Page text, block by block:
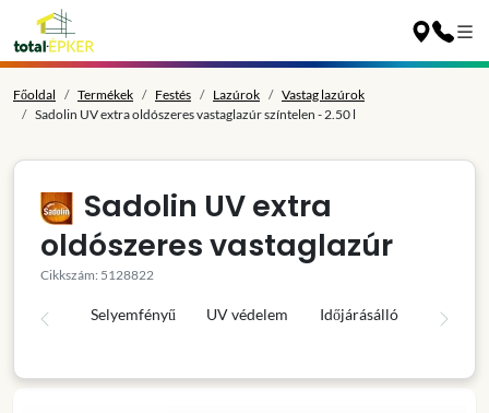
Főoldal Termékek Festés Lazúrok
Vastag lazúrok
Sadolin UV extra oldószeres vastaglazúr színtelen - 2.50 l
Sadolin UV extra
oldószeres vastaglazúr
Cikkszám: 5128822
Selyemfényű UV védelem Időjárásálló